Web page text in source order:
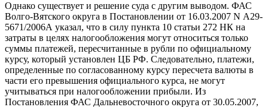
Однако существует и решение суда с другим выводом. ФАС
Волго-Вятского округа в Постановлении от 16.03.2007 N А29-
5671/2006А указал, что в силу пункта 10 статьи 272 НК на
затраты в целях налогообложения могут относиться только
суммы платежей, пересчитанные в рубли по официальному
курсу, который установлен ЦБ РФ. Следовательно, платежи,
определенные по согласованному курсу пересчета валюты в
части его превышения официального курса, не могут
учитываться при налогообложении прибыли. Из
Постановления ФАС Дальневосточного округа от 30.05.2007,